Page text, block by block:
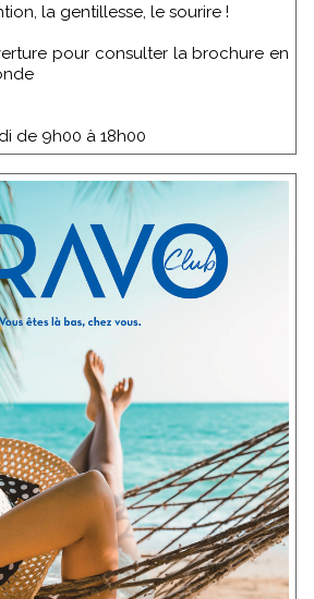
la gentillesse, le sourire !
pour consulter la brochure en
de 9h00 à 18h00